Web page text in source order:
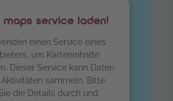
maps service laden!
einen Service eines
um Karteninhalte
Dieser Service kann Daten
Aktivitäten sammeln. Bitte
die Details durch und